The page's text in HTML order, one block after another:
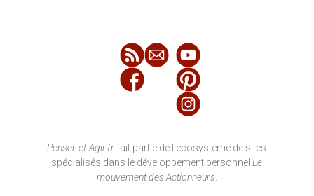
Penser-et-Agir.fr fait partie de l'écosystème de sites
spécialisés dans le développement personnelLe
mouvement des Actionneurs.